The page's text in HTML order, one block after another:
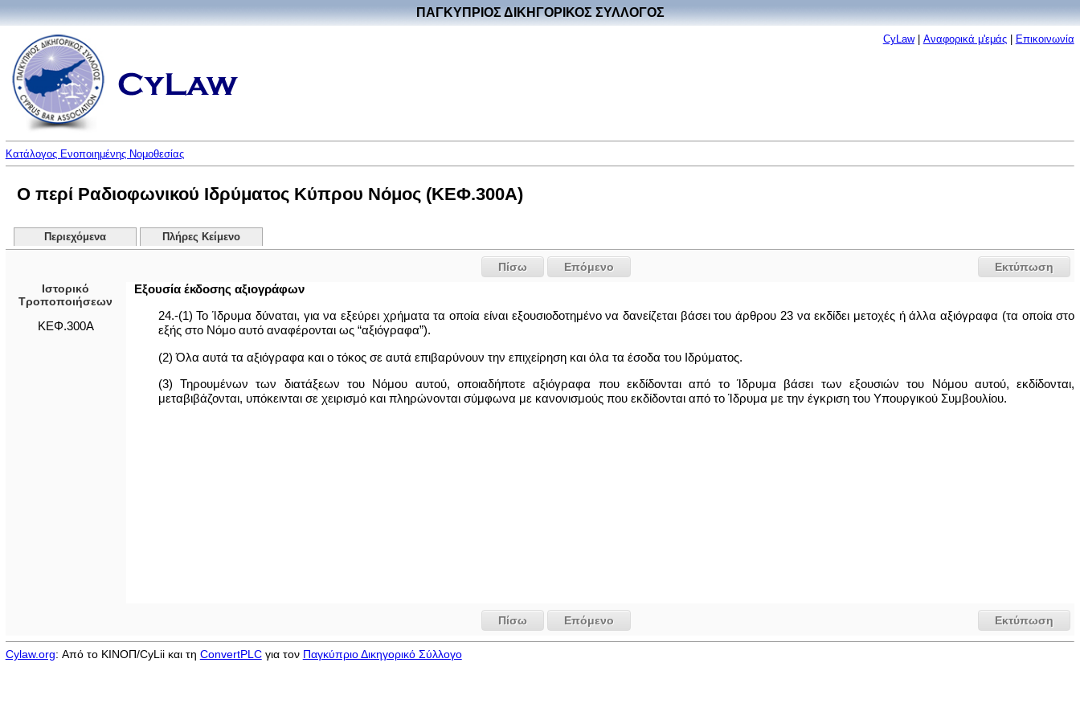
ΠΑΓΚΥΠΡΙΟΣ ΔΙΚΗΓΟΡΙΚΟΣ ΣΥΛΛΟΓΟΣ
CyLaw| Αναφορικά μ'εμάς| Επικοινωνία
Κατάλογος Ενοποιημένης Νομοθεσίας
Ο περί Ραδιοφωνικού Ιδρύματος Κύπρου Νόμος (ΚΕΦ.300Α)
Περιεχόμενα Πλήρες Κείμενο
Εκτύπωση
Πίσω
Επόμενο
Ιστορικό
Τροποποιήσεων
ΚΕΦ.300Α
Εξουσία έκδοσης αξιογράφων
24.-(1) Το Ίδρυμα δύναται, για να εξεύρει χρήματα τα οποία είναι εξουσιοδοτημένο να δανείζεται βάσει του άρθρου 23 να εκδίδει μετοχές ή άλλα αξιόγραφα (τα οποία στο
εξής στο Νόμο αυτό αναφέρονται ως “αξιόγραφα”).
(2) Όλα αυτά τα αξιόγραφα και ο τόκος σε αυτά επιβαρύνουν την επιχείρηση και όλα τα έσοδα του Ιδρύματος.
(3) Τηρουμένων των διατάξεων του Νόμου αυτού, οποιαδήποτε αξιόγραφα που εκδίδονται από το Ίδρυμα βάσει των εξουσιών του Νόμου αυτού, εκδίδονται,
μεταβιβάζονται, υπόκεινται σε χειρισμό και πληρώνονται σύμφωνα με κανονισμούς που εκδίδονται από το Ίδρυμα με την έγκριση του Υπουργικού Συμβουλίου.
Εκτύπωση
Πίσω Επόμενο
Cylaw.org: Από το ΚΙΝOΠ/CyLii και τη ConvertPLCγια τον Παγκύπριο Δικηγορικό Σύλλογο